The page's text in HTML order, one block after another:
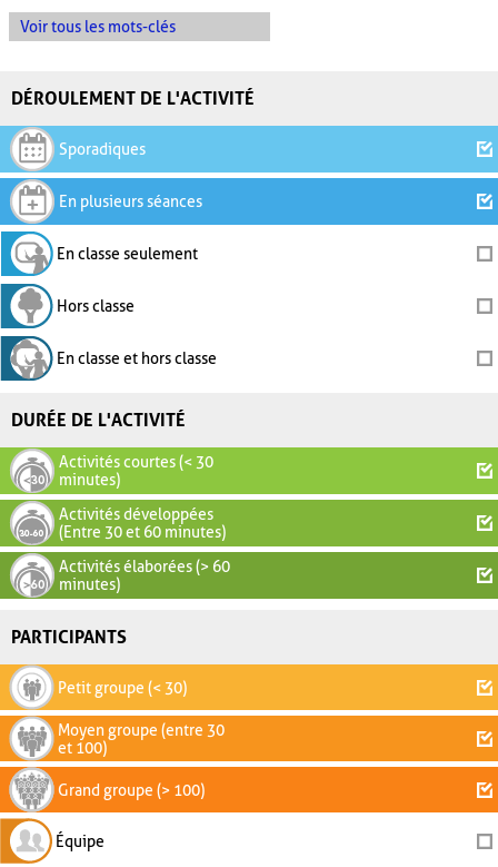
Voir tous les mots-clés
DÉROULEMENT DE L'ACTIVITÉ
Sporadiques
En plusieurs séances
En classe seulement
Hors classe
En classe et hors classe
DURÉE DE L'ACTIVITÉ
Activités courtes (< 30
minutes)
Activités développées
(Entre 30 et 60 minutes)
Activités élaborées (> 60
minutes)
PARTICIPANTS
Petit groupe (< 30)
Moyen groupe (entre 30
et 100)
Grand groupe (> 100)
Équipe